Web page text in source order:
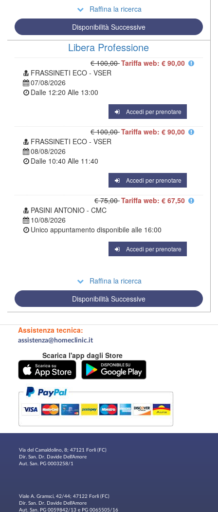
Raffina la ricerca
Disponibilità Successive
Libera Professione
€ 100,00Tariffa web: € 90,00
FRASSINETI ECO - VSER
07/08/2026
Dalle 12:20 Alle 13:00
Accedi per prenotare
€ 100,00Tariffa web: € 90,00
FRASSINETI ECO - VSER
08/08/2026
Dalle 10:40 Alle 11:40
Accedi per prenotare
€ 75,00Tariffa web: € 67,50
PASINI ANTONIO - CMC
10/08/2026
Unico appuntamento disponibile alle 16:00
Accedi per prenotare
Raffina la ricerca
Disponibilità Successive
Assistenza tecnica:
assistenza@homeclinic.it
Scarica l'app dagli Store
Via del Camaldolino, 8; 47121 Forlì (FC)
Dir. San. Dr. Davide Dell'Amore
Aut. San. PG 0003258/1
Viale A. Gramsci, 42/44; 47122 Forlì (FC)
Dir. San. Dr. Davide Dell'Amore
Aut. San. PG 0059842/13 e PG 0065505/16